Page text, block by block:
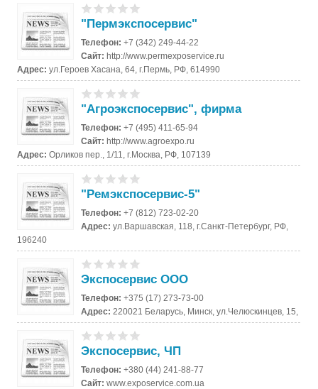
"Пермэкспосервис"
Телефон:+7 (342) 249-44-22
Сайт:http://www.permexposervice.ru
Адрес:ул.Героев Хасана, 64, г.Пермь, РФ, 614990
"Агроэкспосервис", фирма
Телефон:+7 (495) 411-65-94
Сайт:http://www.agroexpo.ru
Адрес:Орликов пер., 1/11, г.Москва, РФ, 107139
"Ремэкспосервис-5"
Телефон:+7 (812) 723-02-20
Адрес:ул.Варшавская, 118, г.Санкт-Петербург, РФ,
196240
Экспосервис ООО
Телефон:+375 (17) 273-73-00
Адрес: 220021 Беларусь, Минск, ул.Челюскинцев, 15,
Экспосервис, ЧП
Телефон:+380 (44) 241-88-77
Сайт:www.exposervice.com.ua